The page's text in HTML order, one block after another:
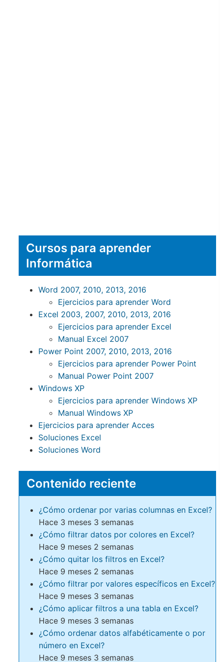
Cursos para aprender
Informática
Word 2007, 2010, 2013, 2016
Ejercicios para aprender Word
Excel 2003, 2007, 2010, 2013, 2016
Ejercicios para aprender Excel
Manual Excel 2007
Power Point 2007, 2010, 2013, 2016
Ejercicios para aprender Power Point
Manual Power Point 2007
Windows XP
Ejercicios para aprender Windows XP
Manual Windows XP
Ejercicios para aprender Acces
Soluciones Excel
Soluciones Word
Contenido reciente
¿Cómo ordenar por varias columnas en Excel?
Hace 3 meses 3 semanas
¿Cómo filtrar datos por colores en Excel?
Hace 9 meses 2 semanas
¿Cómo quitar los filtros en Excel?
Hace 9 meses 2 semanas
¿Cómo filtrar por valores específicos en Excel?
Hace 9 meses 3 semanas
¿Cómo aplicar filtros a una tabla en Excel?
Hace 9 meses 3 semanas
¿Cómo ordenar datos alfabéticamente o por
número en Excel?
Hace 9 meses 3 semanas